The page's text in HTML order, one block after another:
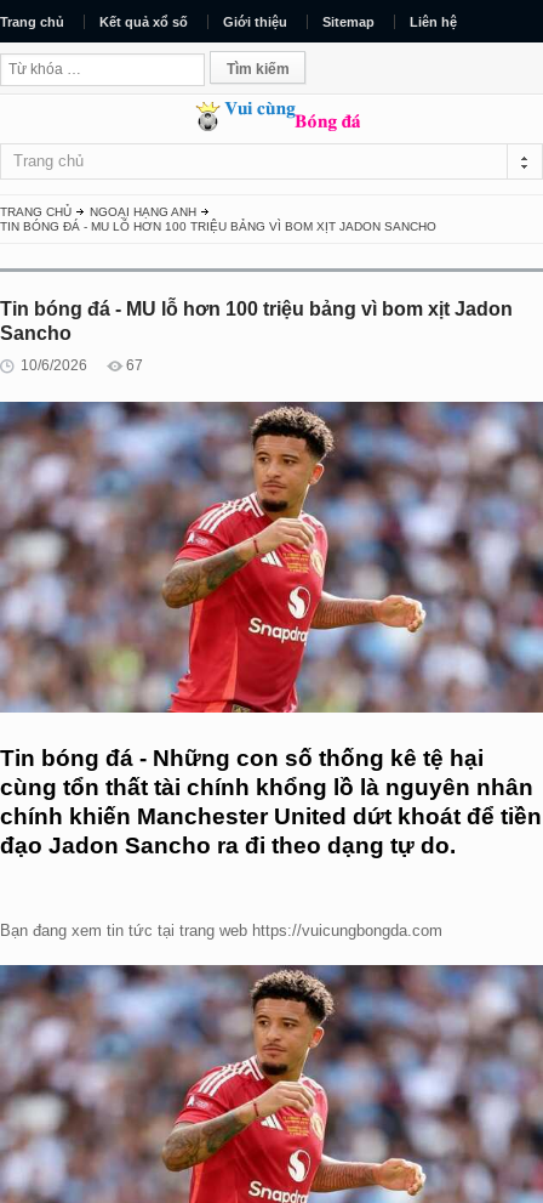
Trang chủ Kết quả xổ số Giới thiệu Sitemap Liên hệ
Trang chủ
TRANG CHỦ
NGOẠI HẠNG ANH
TIN BÓNG ĐÁ - MU LỖ HƠN 100 TRIỆU BẢNG VÌ BOM XỊT JADON SANCHO
Tin bóng đá - MU lỗ hơn 100 triệu bảng vì bom xịt Jadon
Sancho
10/6/2026 67
Tin bóng đá - Những con số thống kê tệ hại
cùng tổn thất tài chính khổng lồ là nguyên nhân
chính khiến Manchester United dứt khoát để tiền
đạo Jadon Sancho ra đi theo dạng tự do.
Bạn đang xem tin tức tại trang web https://vuicungbongda.com